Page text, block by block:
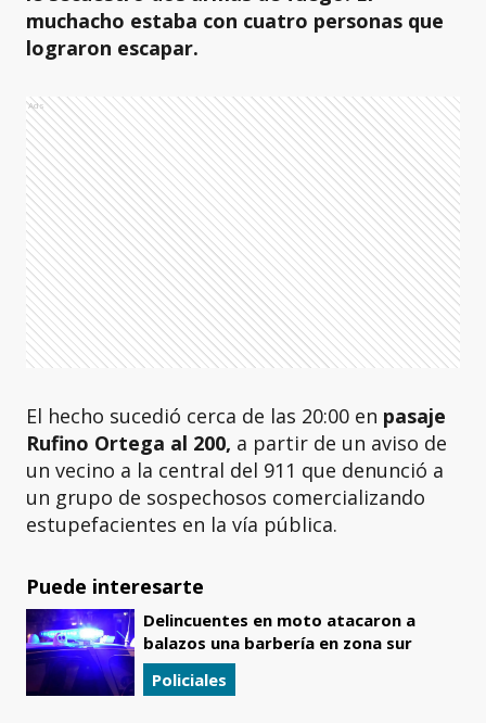
muchacho estaba con cuatro personas que
lograron escapar.
Ads
El hecho sucedió cerca de las 20:00 en pasaje
Rufino Ortega al 200, a partir de un aviso de
un vecino a la central del 911 que denunció a
un grupo de sospechosos comercializando
estupefacientes en la vía pública.
Puede interesarte
Delincuentes en moto atacaron a
balazos una barbería en zona sur
Policiales